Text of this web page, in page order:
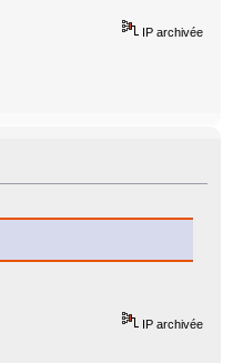
IP archivée
IP archivée